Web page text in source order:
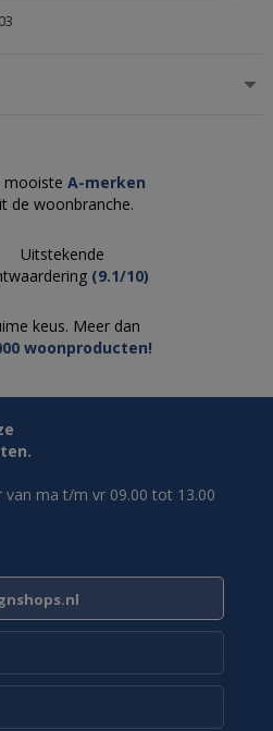
mooiste A-merken
de woonbranche.
Uitstekende
(9.1/10)
keus. Meer dan
woonproducten!
van ma t/m vr 09.00 tot 13.00